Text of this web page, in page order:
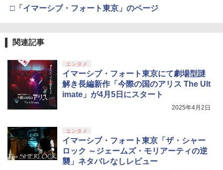
□「イマーシブ・フォート東京」のページ
関連記事
エンタメ
イマーシブ・フォート東京にて劇場型謎
解き長編新作「今際の国のアリス The Ult
imate」が4月5日にスタート
2025年4月2日
エンタメ
イマーシブ・フォート東京「ザ・シャー
ロック ～ジェームズ・モリアーティの逆
襲」ネタバレなしレビュー